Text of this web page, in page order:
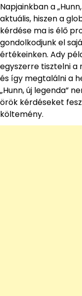
Napjainkban a
aktuális, hiszen a
kérdése ma is élő
gondolkodjunk el
értékeinken. Ady
egyszerre tisztelni a
és így megtalálni a
„Hunn, új legenda”
örök kérdéseket
költemény.